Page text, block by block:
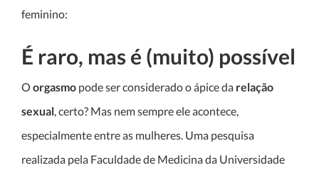
feminino:
É raro, mas é (muito) possível
O orgasmo pode ser considerado o ápice da relação
sexual, certo? Mas nem sempre ele acontece,
especialmente entre as mulheres. Uma pesquisa
realizada pela Faculdade de Medicina da Universidade